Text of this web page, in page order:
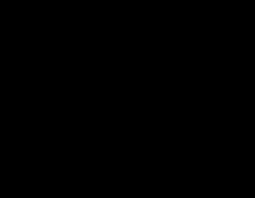
оформился быстро, легкость не
Обязательно воспользуюсь снова!